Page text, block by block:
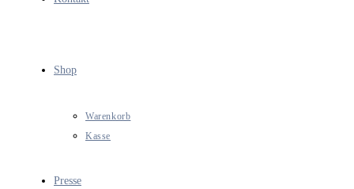
Shop
Warenkorb
Kasse
Presse